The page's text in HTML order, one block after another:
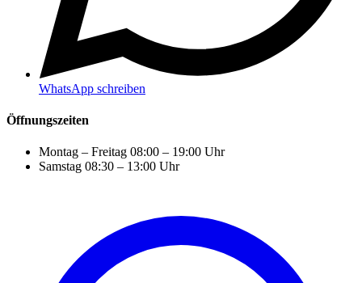
WhatsApp schreiben
Öffnungszeiten
Montag – Freitag 08:00 – 19:00 Uhr
Samstag 08:30 – 13:00 Uhr